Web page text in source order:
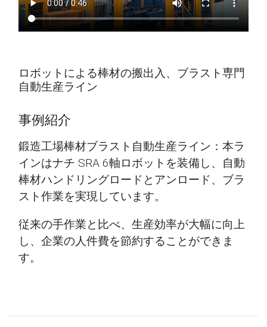
ロボットによる棒材の搬出入、ブラスト専門
自動生産ライン
事例紹介
鍛造工場棒材ブラスト自動生産ライン：本ラ
インはナチ SRA 6軸ロボットを装備し、自動
棒材ハンドリングロードとアンロード、ブラ
スト作業を実現しています。
従来の手作業と比べ、生産効率が大幅に向上
し、企業の人件費を節約することができま
す。